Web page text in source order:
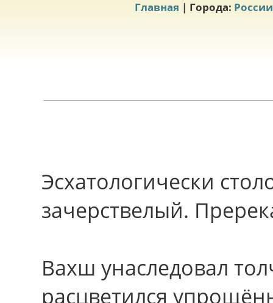
Главная | Города: России
Эсхатологически
зачерствелый.
Вахш унаследовал
расцветился